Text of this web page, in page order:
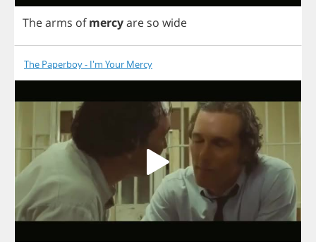
Thearms of mercyare so wide
The Paperboy - I'm Your Mercy